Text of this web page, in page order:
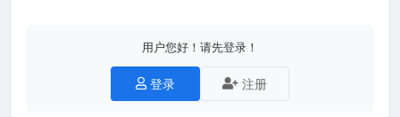
用户您好！请先登录！
登录 注册